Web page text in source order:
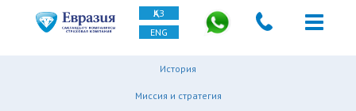
ҚАЗ
ENG
История
Миссия и стратегия